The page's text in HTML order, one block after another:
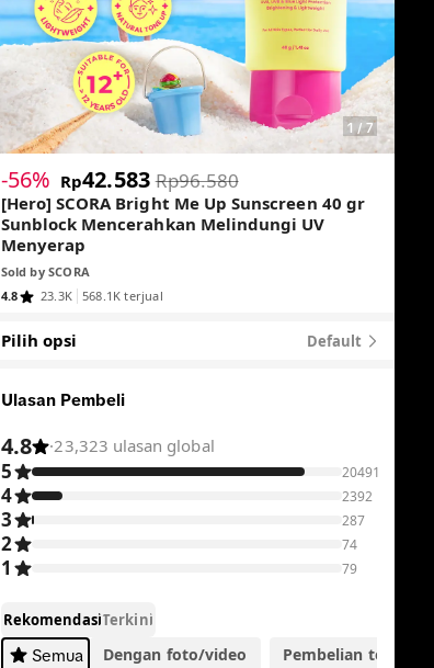
1 / 7
-56% Rp42.583Rp96.580
[Hero] SCORA Bright Me Up Sunscreen 40 gr
Sunblock Mencerahkan Melindungi UV
Menyerap
Sold bySCORA
4.8
23.3K 568.1K terjual
Pilih opsi Default
Ulasan Pembeli
4.8 ·23,323 ulasan global
5 20491
4 2392
3 287
2 74
1 79
RekomendasiTerkini
Semua
Dengan foto/video Pembelian